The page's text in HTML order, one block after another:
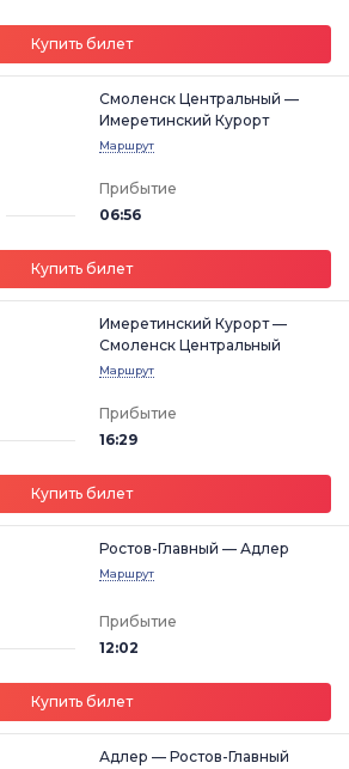
Купить билет
Смоленск Центральный —
Имеретинский Курорт
Маршрут
Прибытие
06:56
Купить билет
Имеретинский Курорт —
Смоленск Центральный
Маршрут
Прибытие
16:29
Купить билет
Ростов-Главный — Адлер
Маршрут
Прибытие
12:02
Купить билет
Адлер — Ростов-Главный